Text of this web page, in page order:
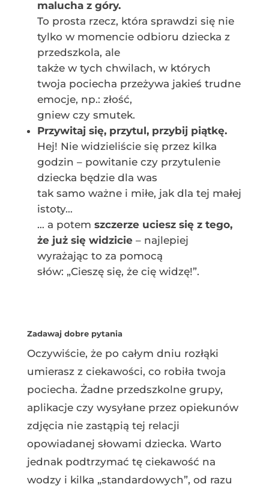
malucha z góry.
To prosta rzecz, która sprawdzi się nie
tylko w momencie odbioru dziecka z
przedszkola, ale
także w tych chwilach, w których
twoja pociecha przeżywa jakieś trudne
emocje, np.: złość,
gniew czy smutek.
Przywitaj się, przytul, przybij piątkę.
Hej! Nie widzieliście się przez kilka
godzin – powitanie czy przytulenie
dziecka będzie dla was
tak samo ważne i miłe, jak dla tej małej
istoty…
… a potem szczerze uciesz się z tego,
że już się widzicie– najlepiej
wyrażając to za pomocą
słów: „Cieszę się, że cię widzę!”.
Zadawaj dobre pytania
Oczywiście, że po całym dniu rozłąki
umierasz z ciekawości, co robiła twoja
pociecha. Żadne przedszkolne grupy,
aplikacje czy wysyłane przez opiekunów
zdjęcia nie zastąpią tej relacji
opowiadanej słowami dziecka. Warto
jednak podtrzymać tę ciekawość na
wodzy i kilka „standardowych”, od razu